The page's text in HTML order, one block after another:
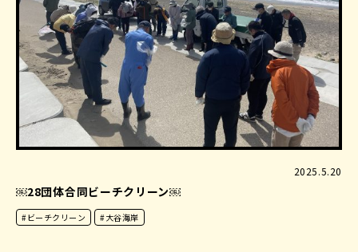
2025.5.20
￼28団体合同ビーチクリーン￼
#ビーチクリーン #大谷海岸